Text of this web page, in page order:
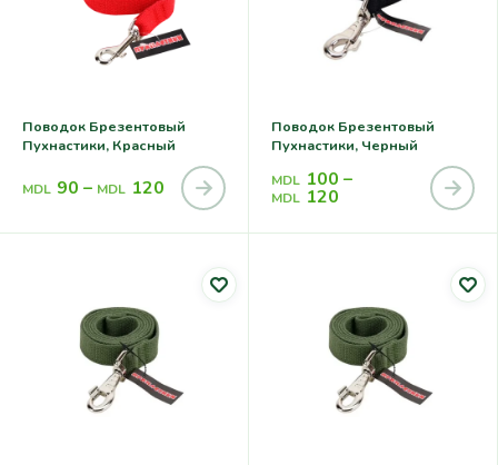
Поводок Брезентовый
Пухнастики, Красный
MDL 90 – MDL 120
Поводок Брезентовый
Пухнастики, Черный
MDL 100 –
MDL 120